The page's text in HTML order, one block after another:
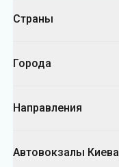
Страны
Города
Направления
Автовокзалы Киева